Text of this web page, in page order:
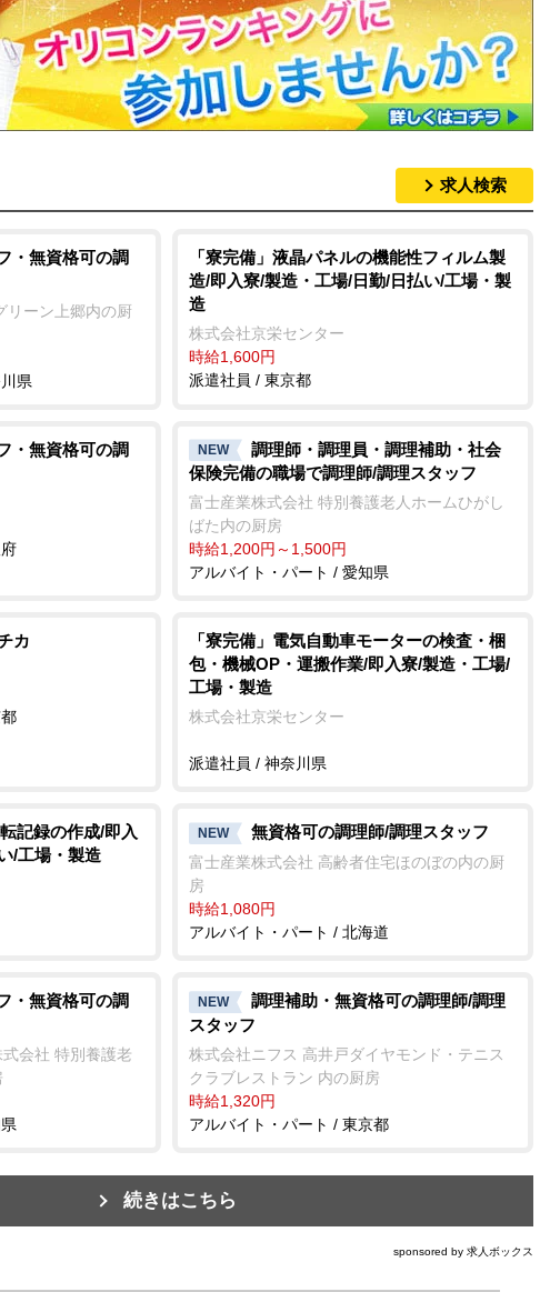
求人検索
・無資格可の調
リーン上郷内の厨
県
「寮完備」液晶パネルの機能性フィルム製
造/即入寮/製造・工場/日勤/日払い/工場・製
造
株式会社京栄センター
時給1,600円
派遣社員 / 東京都
・無資格可の調
NEW
調理師・調理員・調理補助・社会
保険完備の職場で調理師/調理スタッフ
富士産業株式会社 特別養護老人ホームひがし
ばた内の厨房
時給1,200円～1,500円
アルバイト・パート / 愛知県
カ
「寮完備」電気自動車モーターの検査・梱
包・機械OP・運搬作業/即入寮/製造・工場/
工場・製造
株式会社京栄センター
派遣社員 / 神奈川県
記録の作成/即入
/工場・製造
NEW 無資格可の調理師/調理スタッフ
富士産業株式会社 高齢者住宅ほのぼの内の厨
房
時給1,080円
アルバイト・パート / 北海道
・無資格可の調
会社 特別養護老
NEW
調理補助・無資格可の調理師/調理
スタッフ
株式会社ニフス 高井戸ダイヤモンド・テニス
クラブレストラン 内の厨房
時給1,320円
アルバイト・パート / 東京都
続きはこちら
sponsored by 求人ボックス